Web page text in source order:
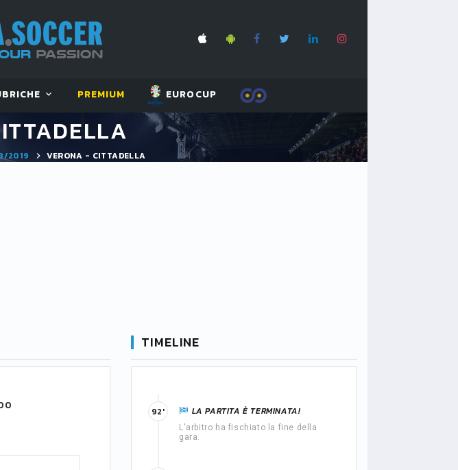
PREMIUM EUROCUP
2019 VERONA - CITTADELLA
TIMELINE
LA PARTITA È TERMINATA!
L'arbitro ha fischiato la fine della
gara.
92'